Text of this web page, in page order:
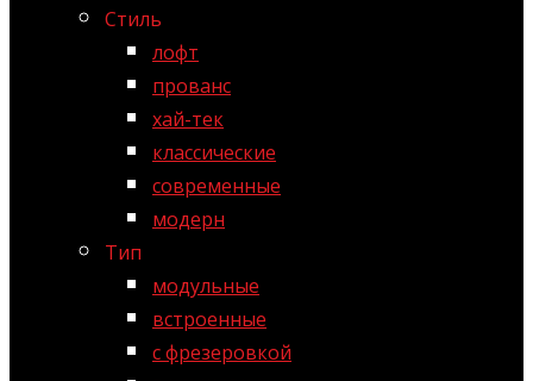
Стиль
лофт
прованс
хай-тек
классические
современные
модерн
Тип
модульные
встроенные
с фрезеровкой